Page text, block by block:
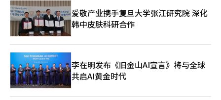
心》和《项目伊西斯》等五款新作。 Netmarble CFO都基旭表
示：“预计从第二季度开始，新作发布的成果将推动外部增长和盈
利能力的提升，结合自有成本优化和支付手续费率等有利外部环境
变化，盈利能力将逐步改善。” Netmarble今年的业绩走势将更
多依赖于新作的长期运营表现。全球同步发布和多平台策略虽能扩
大用户基础，但各国用户行为和平台收费结构的差异也增加了运营
难度。Netmarble能否在地区更新和成本优化上协调一致，将是
盈利能力改善的关键。 金炳圭表示：“今年是多种类型和全球IP基
础新作陆续发布的重要时期，我们将专注于稳定推出具有市场竞争
力的新作，确保在全球市场的可持续增长动力。”※ 本报道经人
爱敬产业携手复旦大学张江研究院 深化
韩中皮肤科研合作
李在明发布《旧金山AI宣言》将与全球
共启AI黄金时代